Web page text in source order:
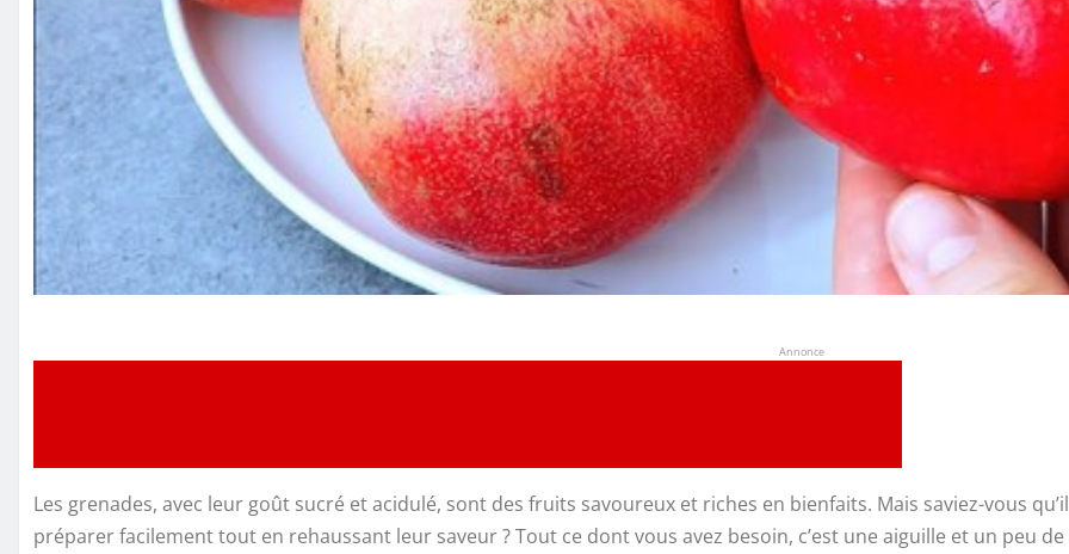
Annonce
Les grenades, avec leur goût sucré et acidulé, sont des fruits savoureux et riches en bienfaits. Mais saviez-vous
préparer facilement tout en rehaussant leur saveur ? Tout ce dont vous avez besoin, c’est une aiguille et un peu